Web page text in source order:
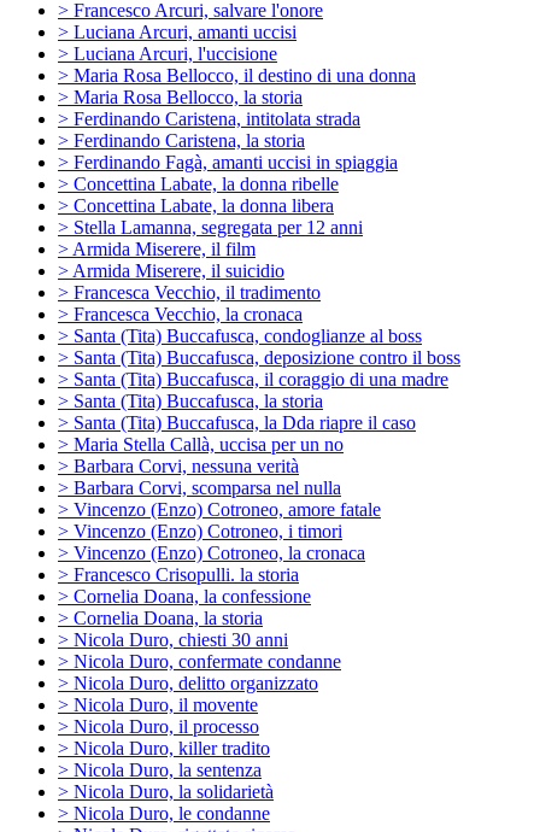
> Francesco Arcuri, salvare l'onore
> Luciana Arcuri, amanti uccisi
> Luciana Arcuri, l'uccisione
> Maria Rosa Bellocco, il destino di una donna
> Maria Rosa Bellocco, la storia
> Ferdinando Caristena, intitolata strada
> Ferdinando Caristena, la storia
> Ferdinando Fagà, amanti uccisi in spiaggia
> Concettina Labate, la donna ribelle
> Concettina Labate, la donna libera
> Stella Lamanna, segregata per 12 anni
> Armida Miserere, il film
> Armida Miserere, il suicidio
> Francesca Vecchio, il tradimento
> Francesca Vecchio, la cronaca
> Santa (Tita) Buccafusca, condoglianze al boss
> Santa (Tita) Buccafusca, deposizione contro il boss
> Santa (Tita) Buccafusca, il coraggio di una madre
> Santa (Tita) Buccafusca, la storia
> Santa (Tita) Buccafusca, la Dda riapre il caso
> Maria Stella Callà, uccisa per un no
> Barbara Corvi, nessuna verità
> Barbara Corvi, scomparsa nel nulla
> Vincenzo (Enzo) Cotroneo, amore fatale
> Vincenzo (Enzo) Cotroneo, i timori
> Vincenzo (Enzo) Cotroneo, la cronaca
> Francesco Crisopulli. la storia
> Cornelia Doana, la confessione
> Cornelia Doana, la storia
> Nicola Duro, chiesti 30 anni
> Nicola Duro, confermate condanne
> Nicola Duro, delitto organizzato
> Nicola Duro, il movente
> Nicola Duro, il processo
> Nicola Duro, killer tradito
> Nicola Duro, la sentenza
> Nicola Duro, la solidarietà
> Nicola Duro, le condanne